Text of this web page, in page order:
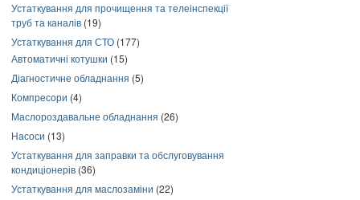
Устаткування для прочищення та телеінспекції
труб та каналів (19)
Устаткування для СТО (177)
Автоматичні котушки (15)
Діагностичне обладнання (5)
Компресори (4)
Маслороздавальне обладнання (26)
Насоси (13)
Устаткування для заправки та обслуговування
кондиціонерів (36)
Устаткування для маслозаміни (22)